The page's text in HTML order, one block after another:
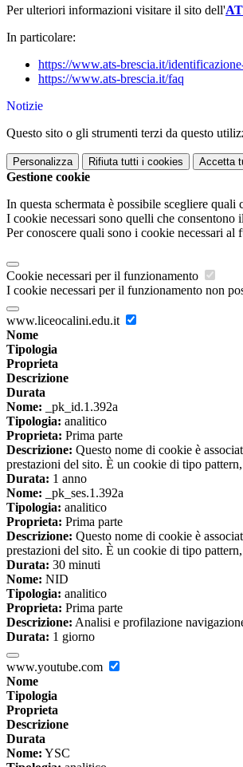
Per ulteriori informazioni visitare il sito dell'
In particolare:
https://www.ats-brescia.it/
https://www.ats-brescia.it/faq
Notizie
Questo sito o gli strumenti terzi da questo
Personalizza Rifiuta tutti i cookies Accetta
Gestione cookie
In questa schermata è possibile scegliere quali
I cookie necessari sono quelli che
Per conoscere quali sono i cookie necessari al
Cookie necessari per il funzionamento
I cookie necessari per il funzionamento non
www.liceocalini.edu.it
Nome
Tipologia
Proprieta
Descrizione
Durata
Nome: _pk_id.1.392a
Tipologia: analitico
Proprieta: Prima parte
Descrizione: Questo nome di cookie è
prestazioni del sito. È un cookie di tipo
Durata: 1 anno
Nome: _pk_ses.1.392a
Tipologia: analitico
Proprieta: Prima parte
Descrizione: Questo nome di cookie è
prestazioni del sito. È un cookie di tipo
Durata: 30 minuti
Nome: NID
Tipologia: analitico
Proprieta: Prima parte
Descrizione: Analisi e profilazione
Durata: 1 giorno
www.youtube.com
Nome
Tipologia
Proprieta
Descrizione
Durata
Nome: YSC